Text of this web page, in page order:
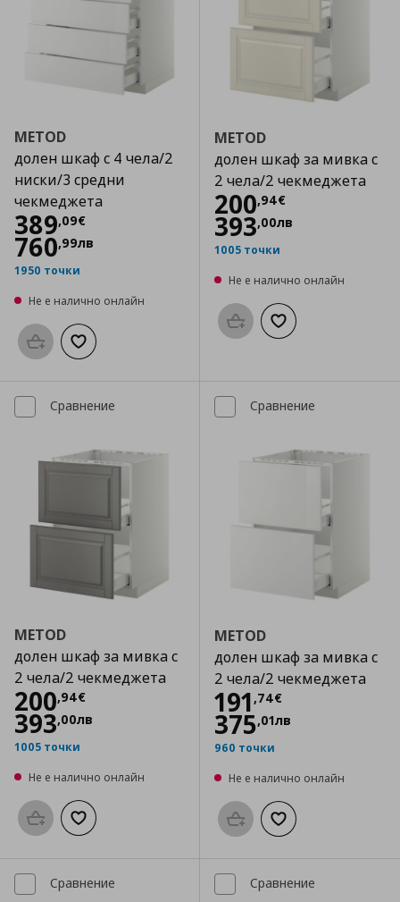
METOD
долен шкаф с 4 чела/2
ниски/3 средни
чекмеджета
389,09€
Цена
760,99лв
1950 точки
Не е налично онлайн
Προσθήκη στο καλάθι
Добави към списъка с любими
METOD
долен шкаф за мивка с
2 чела/2 чекмеджета
200,94€
Цена
393,00лв
1005 точки
Не е налично онлайн
Προσθήκη στο καλάθι
Добави към
Сравнение
METOD
долен шкаф за мивка с
2 чела/2 чекмеджета
200,94€
Цена
393,00лв
1005 точки
Не е налично онлайн
Προσθήκη στο καλάθι
Добави към списъка с любими
Сравнение
METOD
долен шкаф за мивка с
2 чела/2 чекмеджета
191 ,74€
Цена
375,01лв
960 точки
Не е налично онлайн
Προσθήκη στο καλάθι
Добави към
Сравнение Сравнение